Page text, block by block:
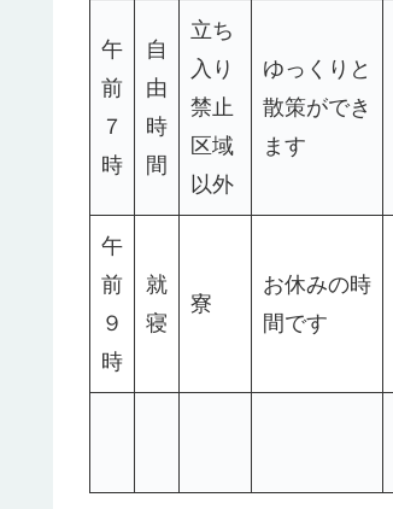
午
前
７
時
自
由
時
間
立ち
入り
禁止
区域
以外
ゆっくりと
散策ができ
ます
午
前
９
時
就
寝
寮
お休みの時
間です